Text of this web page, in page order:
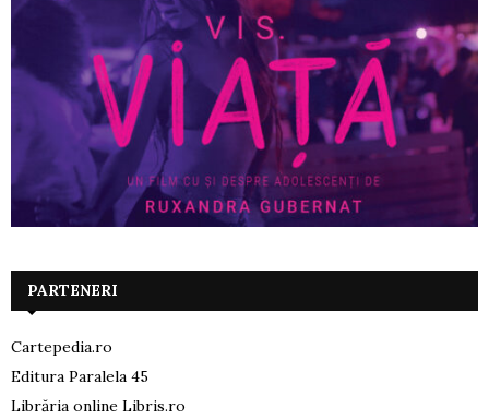
PARTENERI
Cartepedia.ro
Editura Paralela 45
Librăria online Libris.ro